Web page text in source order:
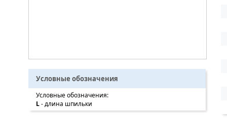
Условные обозначения
Условные обозначения:
L- длина шпильки